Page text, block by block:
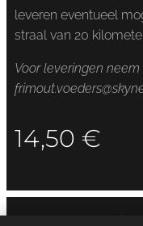
leveren eventueel
straal van 20
Voor leveringen
14,50 €